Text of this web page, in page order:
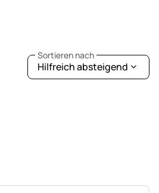
Sortieren nach
Hilfreich absteigend